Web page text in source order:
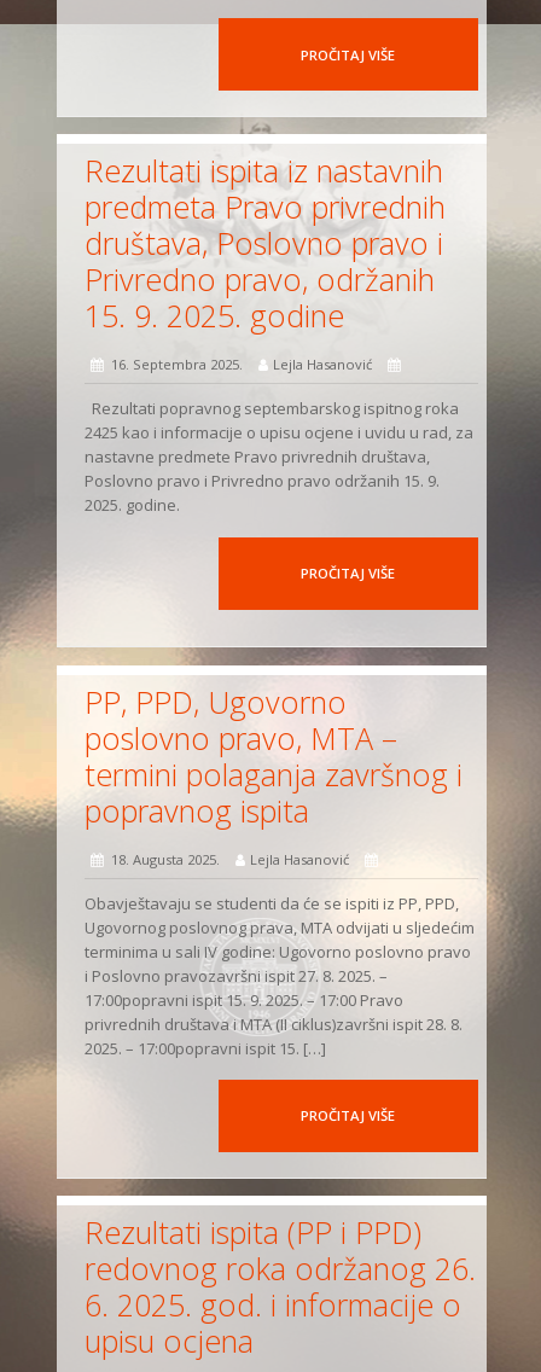
PROČITAJ VIŠE
Rezultati ispita iz nastavnih
predmeta Pravo privrednih
društava, Poslovno pravo i
Privredno pravo, održanih
15. 9. 2025. godine
16. Septembra 2025. Lejla Hasanović
Rezultati popravnog septembarskog ispitnog roka
2425 kao i informacije o upisu ocjene i uvidu u rad, za
nastavne predmete Pravo privrednih društava,
Poslovno pravo i Privredno pravo održanih 15. 9.
2025. godine.
PROČITAJ VIŠE
PP, PPD, Ugovorno
poslovno pravo, MTA –
termini polaganja završnog i
popravnog ispita
18. Augusta 2025. Lejla Hasanović
Obavještavaju se studenti da će se ispiti iz PP, PPD,
Ugovornog poslovnog prava, MTA odvijati u sljedećim
terminima u sali IV godine: Ugovorno poslovno pravo
i Poslovno pravozavršni ispit 27. 8. 2025. –
17:00popravni ispit 15. 9. 2025. – 17:00 Pravo
privrednih društava i MTA (II ciklus)završni ispit 28. 8.
2025. – 17:00popravni ispit 15. […]
PROČITAJ VIŠE
Rezultati ispita (PP i PPD)
redovnog roka održanog 26.
6. 2025. god. i informacije o
upisu ocjena